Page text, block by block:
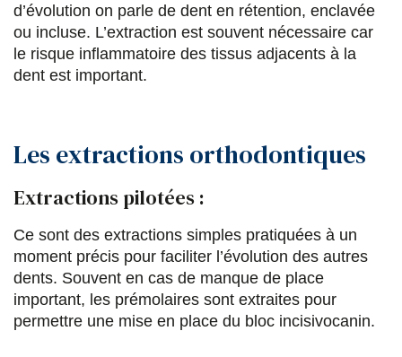
d’évolution on parle de dent en rétention, enclavée
ou incluse. L’extraction est souvent nécessaire car
le risque inflammatoire des tissus adjacents à la
dent est important.
Les extractions orthodontiques
Extractions pilotées :
Ce sont des extractions simples pratiquées à un
moment précis pour faciliter l’évolution des autres
dents. Souvent en cas de manque de place
important, les prémolaires sont extraites pour
permettre une mise en place du bloc incisivocanin.